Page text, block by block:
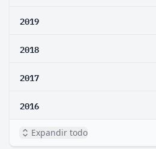
2019
2018
2017
2016
Expandir todo